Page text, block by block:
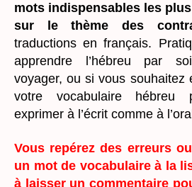
mots indispensables les
sur le thème des
traductions en français.
apprendre l’hébreu par
voyager, ou si vous souhaitez
votre vocabulaire hébreu
exprimer à l’écrit comme à
Vous repérez des erreurs
un mot de vocabulaire à la
à laisser un commentaire